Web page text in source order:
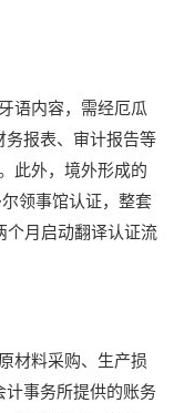
语内容，需经厄瓜
务报表、审计报告等
此外，境外形成的
领事馆认证，整套
个月启动翻译认证流
材料采购、生产损
计事务所提供的账务